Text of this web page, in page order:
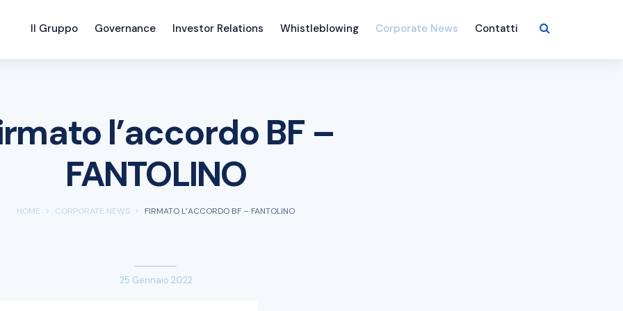
Il Gruppo Governance Investor Relations Whistleblowing Corporate News Contatti
l’accordo BF –
FANTOLINO
HOME CORPORATE NEWS FIRMATO L’ACCORDO BF – FANTOLINO
25 Gennaio 2022